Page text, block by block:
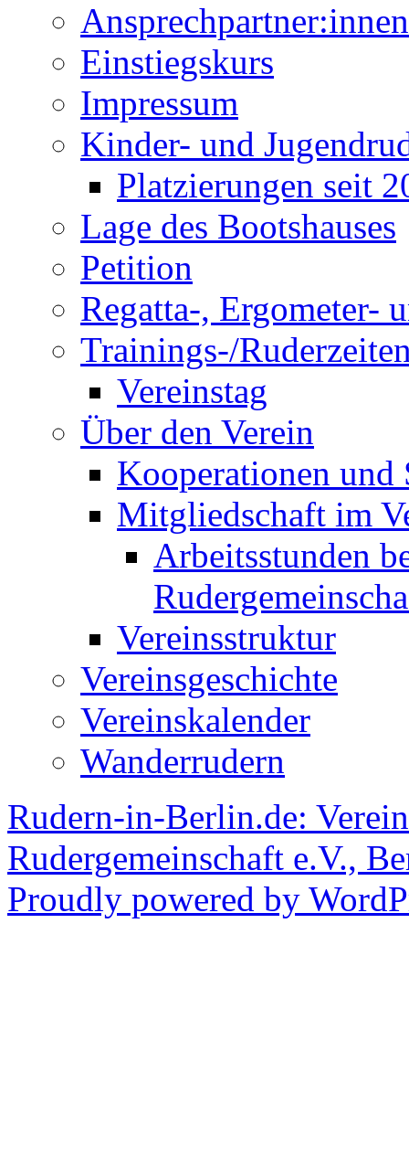
Ansprechpartner:innen
Einstiegskurs
Impressum
Kinder- und
Platzierungen seit
Lage des Bootshauses
Petition
Regatta-, Ergometer-
Trainings-/
Vereinstag
Über den Verein
Kooperationen und
Mitgliedschaft im
Arbeitsstunden
Vereinsstruktur
Vereinsgeschichte
Vereinskalender
Wanderrudern
Rudern-in-Berlin.de:
Rudergemeinschaft e.V.,
Proudly powered by